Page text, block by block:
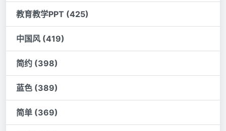
教育教学PPT (425)
中国风 (419)
简约 (398)
蓝色 (389)
简单 (369)